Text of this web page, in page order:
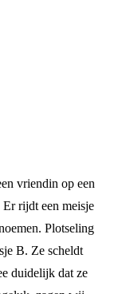
vriendin op een
rijdt een meisje
Plotseling
B. Ze scheldt
duidelijk dat ze